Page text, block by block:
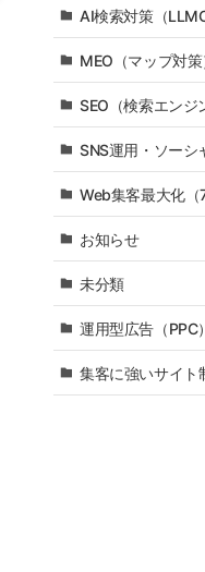
AI検索対策（
MEO（マップ対策
SEO（検索エンジ
SNS運用・ソーシ
Web集客最大化（
お知らせ
未分類
運用型広告（PPC）
集客に強いサイト